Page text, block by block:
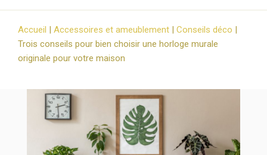
Accueil | Accessoires et ameublement | Conseils déco |
Trois conseils pour bien choisir une horloge murale
originale pour votre maison